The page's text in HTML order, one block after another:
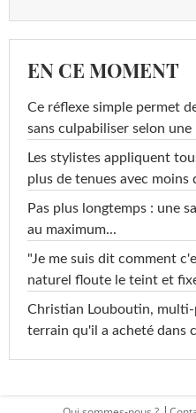
EN CE MOMENT
Ce réflexe simple permet
sans culpabiliser selon
Les stylistes appliquent
plus de tenues avec moins
Pas plus longtemps : une
au maximum...
"Je me suis dit comment
naturel floute le teint et
Christian Louboutin,
terrain qu'il a acheté dans